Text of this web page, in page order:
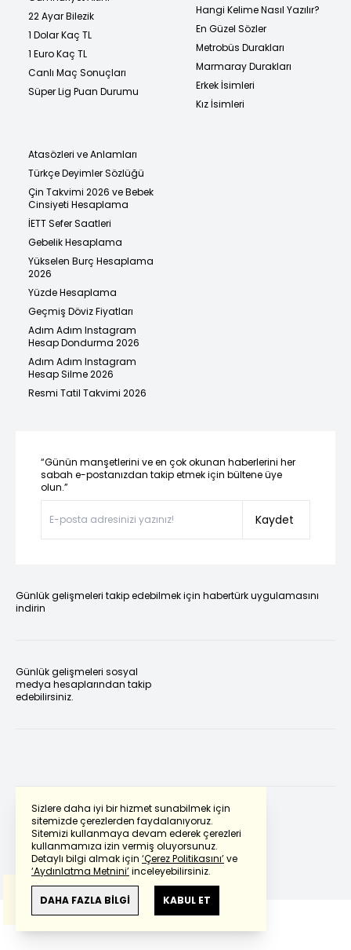
Sizlere daha iyi bir hizmet sunabilmek için
sitemizde çerezlerden faydalanıyoruz.
Sitemizi kullanmaya devam ederek çerezleri
kullanmamıza izin vermiş oluyorsunuz.
Detaylı bilgi almak için ‘Çerez Politikasını’ve
‘Aydınlatma Metnini’inceleyebilirsiniz.
DAHA FAZLA BİLGİ KABUL ET
22 Ayar Bilezik
1 Dolar Kaç TL
1 Euro Kaç TL
Canlı Maç Sonuçları
Süper Lig Puan Durumu
Hangi Kelime Nasıl Yazılır?
En Güzel Sözler
Metrobüs Durakları
Marmaray Durakları
Erkek İsimleri
Kız İsimleri
Atasözleri ve Anlamları
Türkçe Deyimler Sözlüğü
Çin Takvimi 2026 ve Bebek
Cinsiyeti Hesaplama
İETT Sefer Saatleri
Gebelik Hesaplama
Yükselen Burç Hesaplama
2026
Yüzde Hesaplama
Geçmiş Döviz Fiyatları
Adım Adım Instagram
Hesap Dondurma 2026
Adım Adım Instagram
Hesap Silme 2026
Resmi Tatil Takvimi 2026
“Günün manşetlerini ve en çok okunan haberlerini her
sabah e-postanızdan takip etmek için bültene üye
olun.”
Kaydet
Günlük gelişmeleri takip edebilmek için habertürk uygulamasını
indirin
Günlük gelişmeleri sosyal
medya hesaplarından takip
edebilirsiniz.
Powered by Translate
Bu çevirideGoogle Transletekullanılmıştır.
Anlam ve çeviri hatalarından
haberturk.com
sorumlu değildir.